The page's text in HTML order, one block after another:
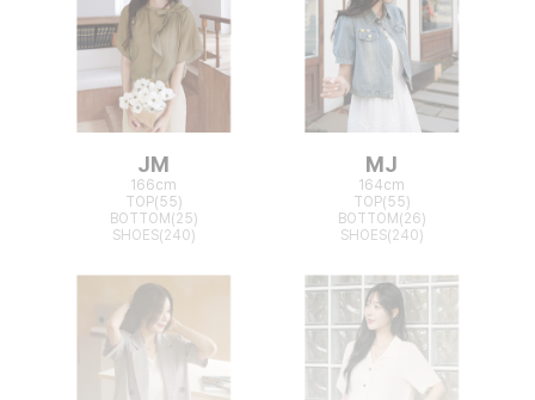
JM
166cm
TOP(55)
BOTTOM(25)
SHOES(240)
MJ
164cm
TOP(55)
BOTTOM(26)
SHOES(240)